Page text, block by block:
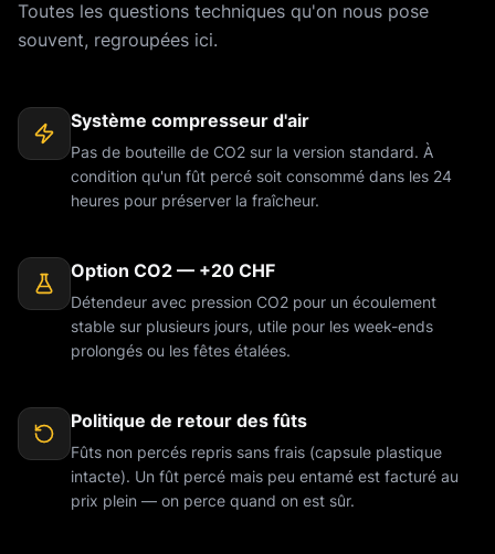
Toutes les questions techniques qu'on nous pose
souvent, regroupées ici.
Système compresseur d'air
Pas de bouteille de CO2 sur la version standard. À
condition qu'un fût percé soit consommé dans les 24
heures pour préserver la fraîcheur.
Option CO2 — +20 CHF
Détendeur avec pression CO2 pour un écoulement
stable sur plusieurs jours, utile pour les week-ends
prolongés ou les fêtes étalées.
Politique de retour des fûts
Fûts non percés repris sans frais (capsule plastique
intacte). Un fût percé mais peu entamé est facturé au
prix plein — on perce quand on est sûr.